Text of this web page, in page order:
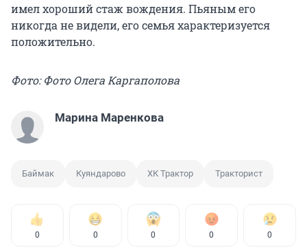
имел хороший стаж вождения. Пьяным его
никогда не видели, его семья характеризуется
положительно.
Фото: Фото Олега Каргаполова
Марина Маренкова
Баймак Куяндарово ХК Трактор Тракторист
0 0 0 0 0